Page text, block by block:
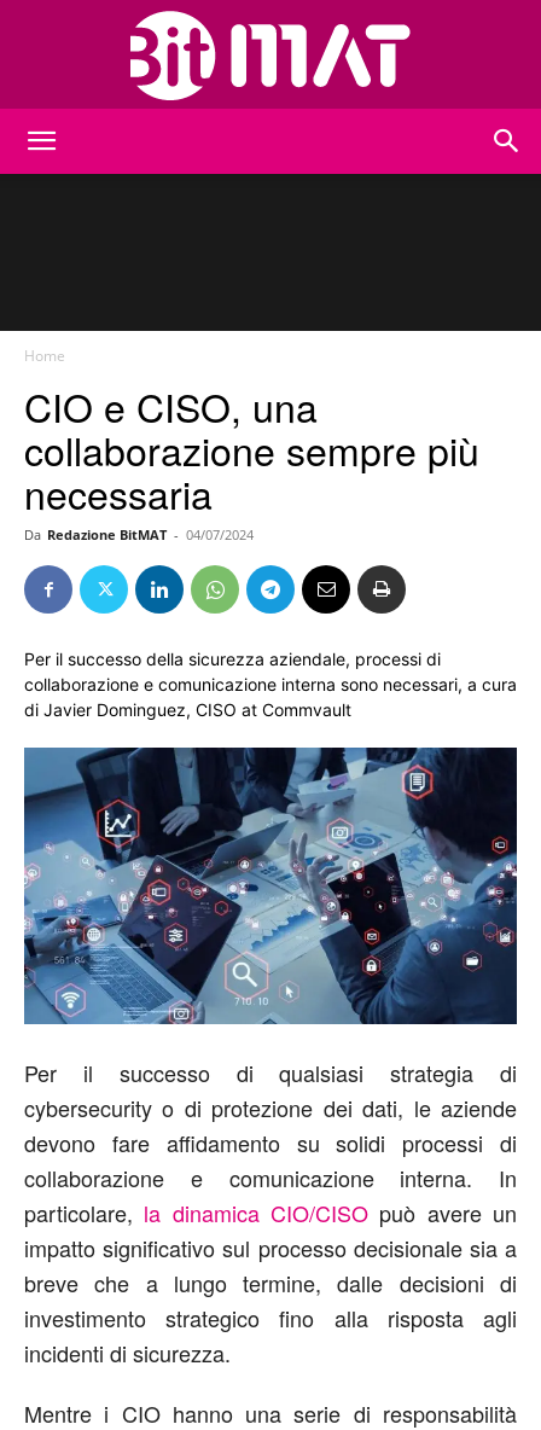
Home
CIO e CISO, una
collaborazione sempre più
necessaria
Da Redazione BitMAT - 04/07/2024
Per il successo della sicurezza aziendale, processi di
collaborazione e comunicazione interna sono necessari, a cura
di Javier Dominguez, CISO at Commvault
Per il successo di qualsiasi strategia di
cybersecurity o di protezione dei dati, le aziende
devono fare affidamento su solidi processi di
collaborazione e comunicazione interna. In
particolare, la dinamica CIO/CISO può avere un
impatto significativo sul processo decisionale sia a
breve che a lungo termine, dalle decisioni di
investimento strategico fino alla risposta agli
incidenti di sicurezza.
Mentre i CIO hanno una serie di responsabilità